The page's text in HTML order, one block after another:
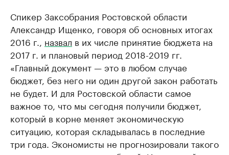
Спикер Заксобрания Ростовской области
Александр Ищенко, говоря об основных итогах
2016 г., назвал в их числе принятие бюджета на
2017 г. и плановый период 2018-2019 гг.
«Главный документ — это в любом случае
бюджет, без него ни один другой закон работать
не будет. И для Ростовской области самое
важное то, что мы сегодня получили бюджет,
который в корне меняет экономическую
ситуацию, которая складывалась в последние
три года. Экономисты не прогнозировали такого